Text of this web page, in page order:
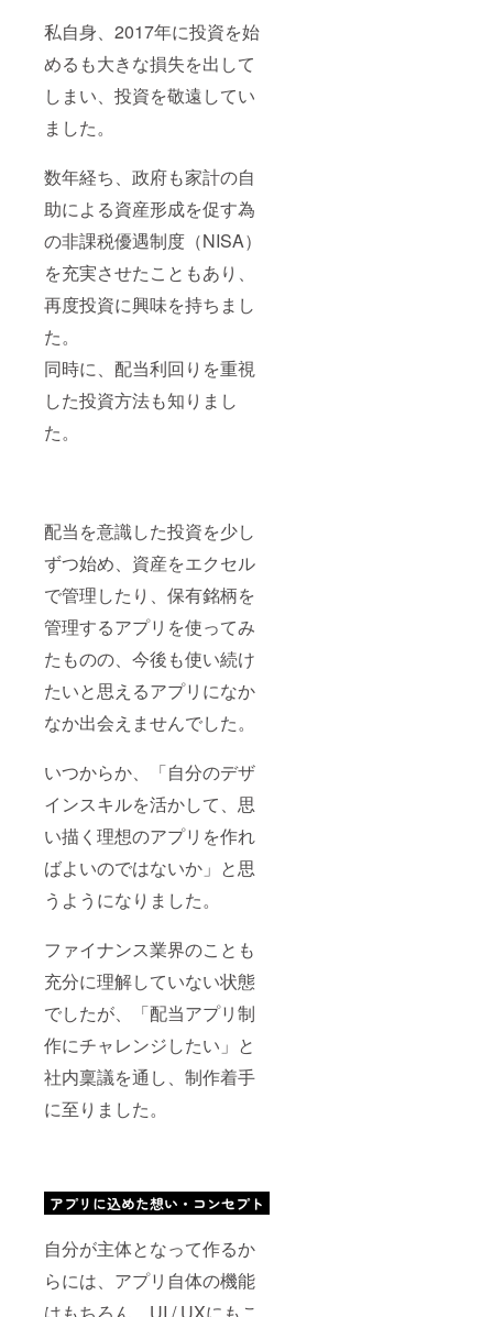
私自身、2017年に投資を始
めるも大きな損失を出して
しまい、投資を敬遠してい
ました。
数年経ち、政府も家計の自
助による資産形成を促す為
の非課税優遇制度（NISA）
を充実させたこともあり、
再度投資に興味を持ちまし
た。
同時に、配当利回りを重視
した投資方法も知りまし
た。
配当を意識した投資を少し
ずつ始め、資産をエクセル
で管理したり、保有銘柄を
管理するアプリを使ってみ
たものの、今後も使い続け
たいと思えるアプリになか
なか出会えませんでした。
いつからか、「自分のデザ
インスキルを活かして、思
い描く理想のアプリを作れ
ばよいのではないか」と思
うようになりました。
ファイナンス業界のことも
充分に理解していない状態
でしたが、「配当アプリ制
作にチャレンジしたい」と
社内稟議を通し、制作着手
に至りました。
自分が主体となって作るか
らには、アプリ自体の機能